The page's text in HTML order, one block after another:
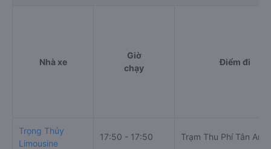
Nhà xe
Giờ
chạy
Điểm đi
Trọng Thủy
Limousine
17:50 - 17:50 Trạm Thu Phí Tân An